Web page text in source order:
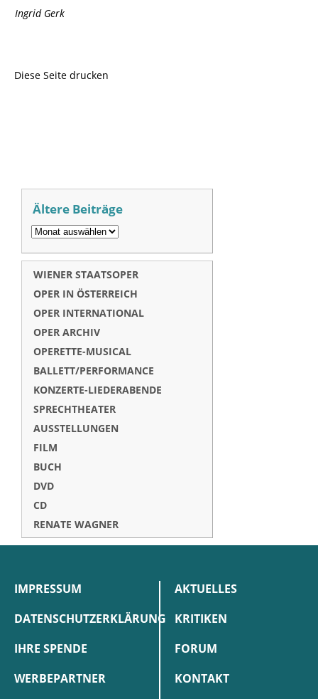
Ingrid Gerk
Diese Seite drucken
Ältere Beiträge
WIENER STAATSOPER
OPER IN ÖSTERREICH
OPER INTERNATIONAL
OPER ARCHIV
OPERETTE-MUSICAL
BALLETT/PERFORMANCE
KONZERTE-LIEDERABENDE
SPRECHTHEATER
AUSSTELLUNGEN
FILM
BUCH
DVD
CD
RENATE WAGNER
IMPRESSUM
DATENSCHUTZERKLÄRUNG
IHRE SPENDE
WERBEPARTNER
AKTUELLES
KRITIKEN
FORUM
KONTAKT